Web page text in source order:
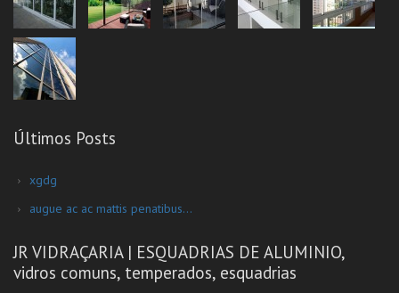
Últimos Posts
xgdg
augue ac ac mattis penatibus...
JR VIDRAÇARIA | ESQUADRIAS DE ALUMINIO,
vidros comuns, temperados, esquadrias